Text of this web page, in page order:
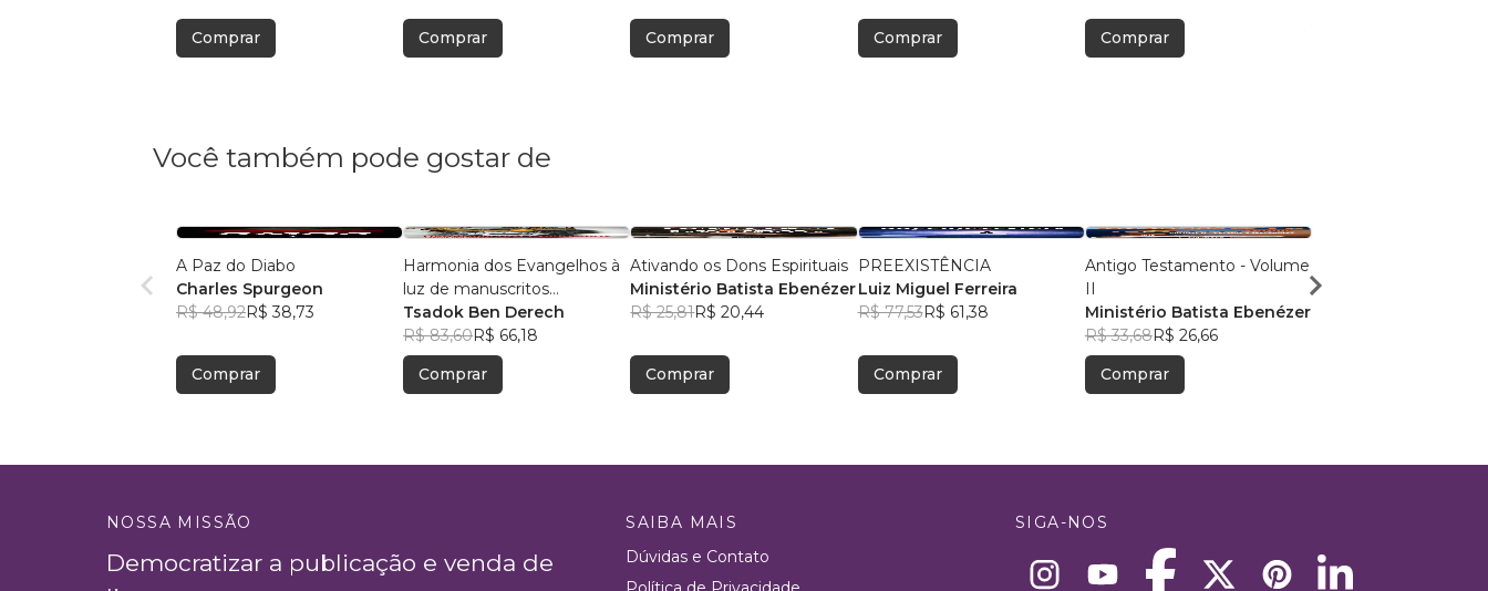
Comprar Comprar Comprar Comprar Comprar
Você também pode gostar de
A Paz do Diabo
Charles Spurgeon
R$ 48,92R$ 38,73
Comprar
Harmonia dos Evangelhos à
luz de manuscritos
aramaicos e da cultura
judaica
Tsadok Ben Derech
R$ 83,60R$ 66,18
Comprar
Ativando os Dons Espirituais
Ministério Batista Ebenézer
R$ 25,81R$ 20,44
Comprar
PREEXISTÊNCIA
Luiz Miguel Ferreira
R$ 77,53R$ 61,38
Comprar
Antigo Testamento - Volume
Ministério Batista Ebenézer
R$ 33,68R$ 26,66
Comprar
1
NOSSA MISSÃO
Democratizar a publicação e venda de
SAIBA MAIS
Dúvidas e Contato
SIGA-NOS